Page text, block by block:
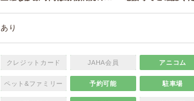
あり
クレジットカード JAHA会員 アニコム
ペット&ファミリー 予約可能 駐車場